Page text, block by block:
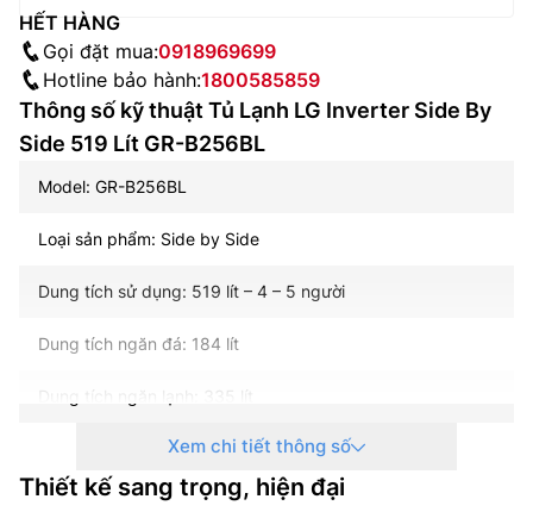
HẾT HÀNG
Gọi đặt mua:0918969699
Hotline bảo hành:1800585859
Thông số kỹ thuật Tủ Lạnh LG Inverter Side By
Side 519 Lít GR-B256BL
Model: GR-B256BL
Loại sản phẩm: Side by Side
Dung tích sử dụng: 519 lít – 4 – 5 người
Dung tích ngăn đá: 184 lít
Dung tích ngăn lạnh: 335 lít
Dung tích ngăn chuyển đổi: Không có
Chất liệu cửa tủ lạnh: Thép không gỉ
Xem chi tiết thông số
Thiết kế sang trọng, hiện đại